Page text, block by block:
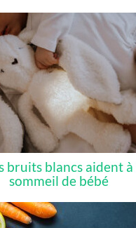
bruits blancs aident à
sommeil de bébé